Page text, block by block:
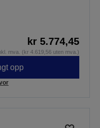
kr 5.774,45
mva. (kr 4.619,56 uten mva.)
opp